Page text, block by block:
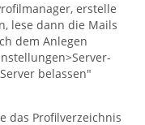
erstelle
lese dann die Mails
dem Anlegen
belassen"
das Profilverzeichnis